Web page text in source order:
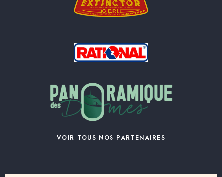
VOIR TOUS NOS PARTENAIRES